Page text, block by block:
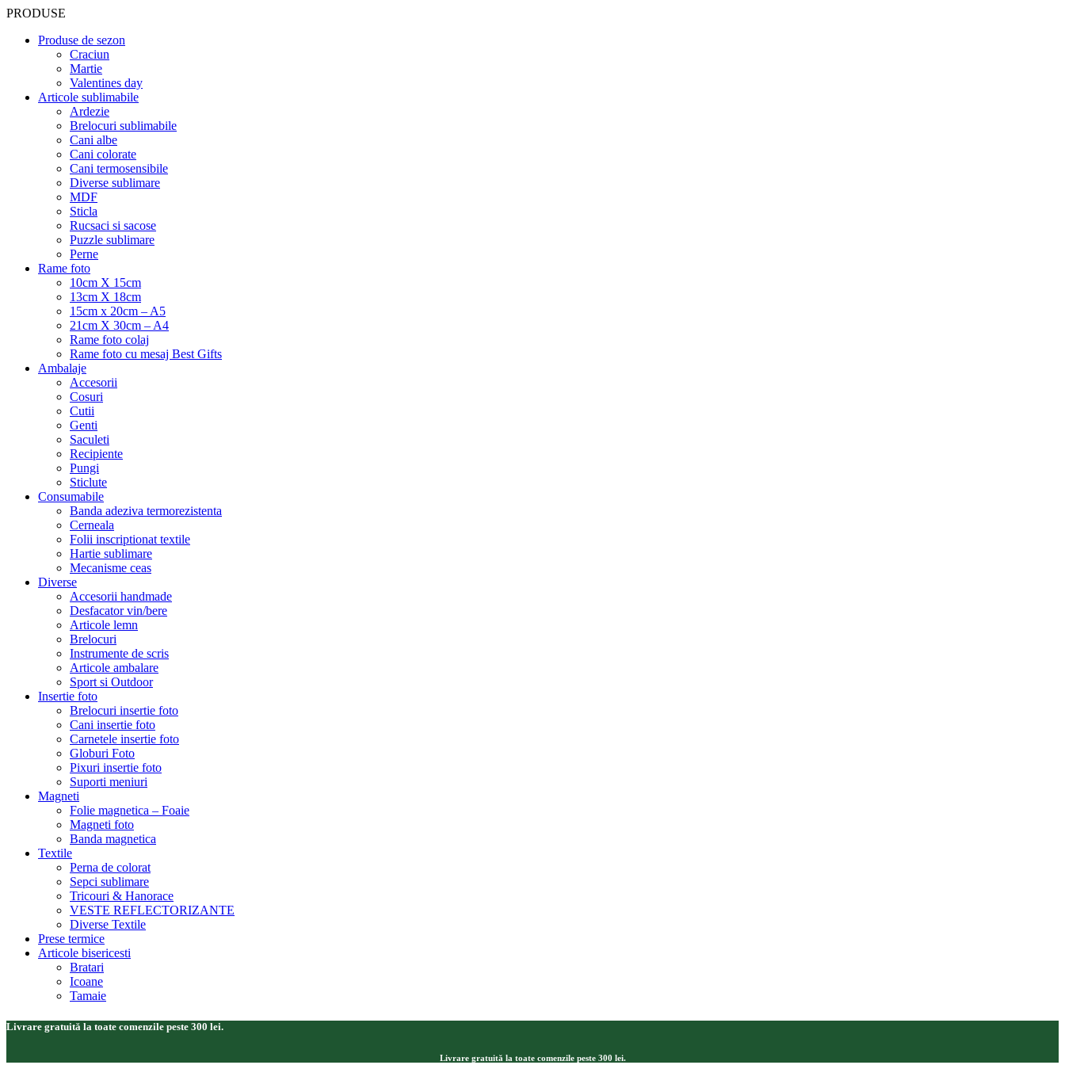
PRODUSE
Produse de sezon
Craciun
Martie
Valentines day
Articole sublimabile
Ardezie
Brelocuri sublimabile
Cani albe
Cani colorate
Cani termosensibile
Diverse sublimare
MDF
Sticla
Rucsaci si sacose
Puzzle sublimare
Perne
Rame foto
10cm X 15cm
13cm X 18cm
15cm x 20cm – A5
21cm X 30cm – A4
Rame foto colaj
Rame foto cu mesaj Best Gifts
Ambalaje
Accesorii
Cosuri
Cutii
Genti
Saculeti
Recipiente
Pungi
Sticlute
Consumabile
Banda adeziva termorezistenta
Cerneala
Folii inscriptionat textile
Hartie sublimare
Mecanisme ceas
Diverse
Accesorii handmade
Desfacator vin/bere
Articole lemn
Brelocuri
Instrumente de scris
Articole ambalare
Sport si Outdoor
Insertie foto
Brelocuri insertie foto
Cani insertie foto
Carnetele insertie foto
Globuri Foto
Pixuri insertie foto
Suporti meniuri
Magneti
Folie magnetica – Foaie
Magneti foto
Banda magnetica
Textile
Perna de colorat
Sepci sublimare
Tricouri & Hanorace
VESTE REFLECTORIZANTE
Diverse Textile
Prese termice
Articole bisericesti
Bratari
Icoane
Tamaie
Livrare gratuită la toate comenzile peste 300 lei.
Livrare gratuită la toate comenzile peste 300 lei.